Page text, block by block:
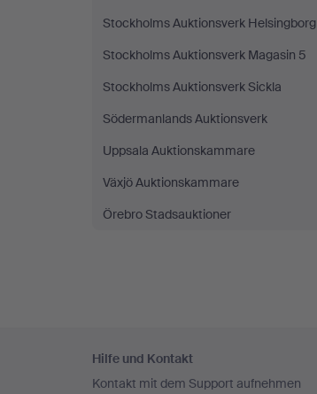
Stockholms Auktionsverk Helsingborg
Stockholms Auktionsverk Magasin 5
Stockholms Auktionsverk Sickla
Södermanlands Auktionsverk
Uppsala Auktionskammare
Växjö Auktionskammare
Örebro Stadsauktioner
Navigation
Hilfe und Kontakt
Kontakt mit dem Support aufnehmen